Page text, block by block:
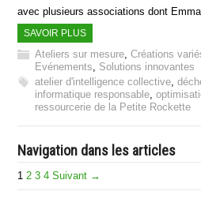
avec plusieurs associations dont
SAVOIR PLUS
Ateliers sur mesure,Créations
Evénements, Solutions innovantes
atelier d'intelligence collective,
informatique responsable,
ressourcerie de la Petite Rockette
Navigation dans les articles
1 2 3 4 Suivant →